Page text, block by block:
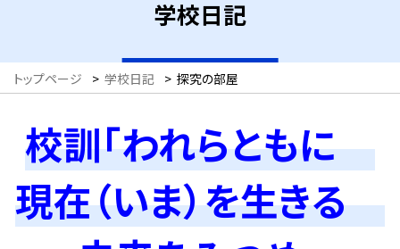
学校日記
トップページ > 学校日記 > 探究の部屋
校訓「われらともに
現在（いま）を生きる